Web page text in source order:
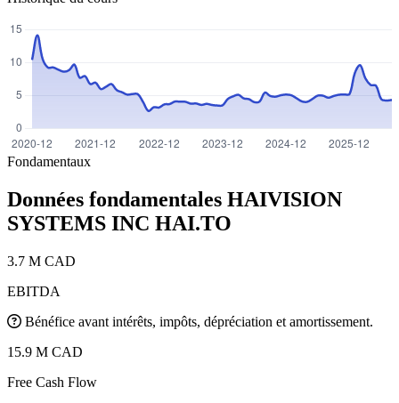
Fondamentaux
Données fondamentales HAIVISION
SYSTEMS INC HAI.TO
3.7 M CAD
EBITDA
Bénéfice avant intérêts, impôts, dépréciation et amortissement.
15.9 M CAD
Free Cash Flow